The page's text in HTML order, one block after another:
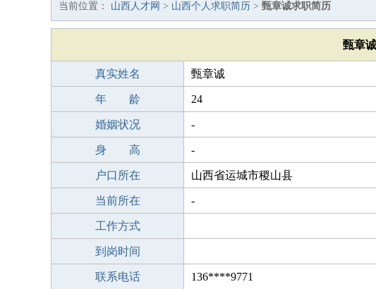
当前位置： 山西人才网 > 山西个人求职简历 > 甄章诚求职简历
甄章
真实姓名 甄章诚
年 龄 24
婚姻状况 -
身 高 -
户口所在 山西省运城市稷山县
当前所在 -
工作方式
到岗时间
联系电话 136****9771